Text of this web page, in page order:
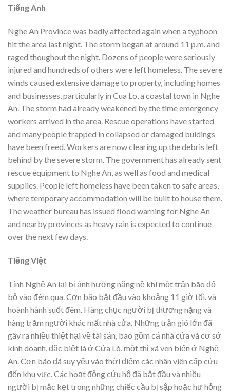
Tiếng Anh
Nghe An Province was badly affected again when a typhoon
hit the area last night. The storm began at around 11 p.m. and
raged thoughout the night. Dozens of people were seriously
injured and hundreds of others were left homeless. The severe
winds caused extensive damage to property, including homes
and businesses, particularly in Cua Lo, a coastal town in Nghe
An. The storm had already weakened by the time emergency
workers arrived in the area. Rescue operations have started
and many people trapped in collapsed or damaged buidings
have been freed. Workers are now clearing up the debris left
behind by the severe storm. The government has already sent
rescue equipment to Nghe An, as well as food and medical
supplies. People left homeless have been taken to safe areas,
where temporary accommodation will be built to house them.
The weather bureau has issued flood warning for Nghe An
and nearby provinces as heavy rain is expected to continue
over the next few days.
Tiếng Việt
Tỉnh Nghệ An lại bị ảnh hưởng nặng nề khi một trận bão đổ
bộ vào đêm qua. Cơn bão bắt đầu vào khoảng 11 giờ tối. và
hoành hành suốt đêm. Hàng chục người bị thương nặng và
hàng trăm người khác mất nhà cửa. Những trận gió lớn đã
gây ra nhiều thiệt hại về tài sản, bao gồm cả nhà cửa và cơ sở
kinh doanh, đặc biệt là ở Cửa Lò, một thị xã ven biển ở Nghệ
An. Cơn bão đã suy yếu vào thời điểm các nhân viên cấp cứu
đến khu vực. Các hoạt động cứu hộ đã bắt đầu và nhiều
người bị mắc kẹt trong những chiếc cầu bị sập hoặc hư hỏng